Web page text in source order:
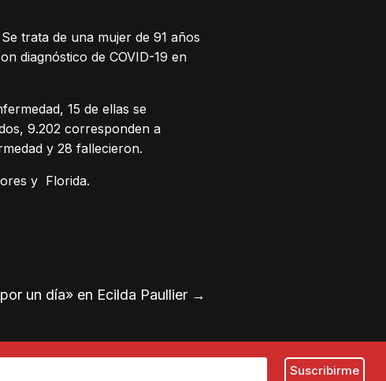
trata de una mujer de 91 años
diagnóstico de COVID-19 en
15 de ellas se
9.202 corresponden a
y 28 fallecieron.
y Florida.
un día» en Ecilda Paullier →